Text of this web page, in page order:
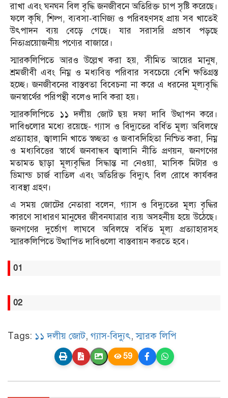
রাখা এবং ঘনঘন বিল বৃদ্ধি জনজীবনে অতিরিক্ত চাপ সৃষ্টি করেছে।
ফলে কৃষি, শিল্প, ব্যবসা-বাণিজ্য ও পরিবহণসহ প্রায় সব খাতেই
উৎপাদন ব্যয় বেড়ে গেছে। যার সরাসরি প্রভাব পড়ছে
নিত্যপ্রয়োজনীয় পণ্যের বাজারে।
স্মারকলিপিতে আরও উল্লেখ করা হয়, সীমিত আয়ের মানুষ,
শ্রমজীবী এবং নিম্ন ও মধ্যবিত্ত পরিবার সবচেয়ে বেশি ক্ষতিগ্রস্ত
হচ্ছে। জনজীবনের বাস্তবতা বিবেচনা না করে এ ধরনের মূল্যবৃদ্ধি
জনস্বার্থের পরিপন্থী বলেও দাবি করা হয়।
স্মারকলিপিতে ১১ দলীয় জোট ছয় দফা দাবি উত্থাপন করে।
দাবিগুলোর মধ্যে রয়েছে- গ্যাস ও বিদ্যুতের বর্ধিত মূল্য অবিলম্বে
প্রত্যাহার, জ্বালানি খাতে স্বচ্ছতা ও জবাবদিহিতা নিশ্চিত করা, নিম্ন
ও মধ্যবিত্তের স্বার্থে জনবান্ধব জ্বালানি নীতি প্রণয়ন, জনগণের
মতামত ছাড়া মূল্যবৃদ্ধির সিদ্ধান্ত না নেওয়া, মাসিক মিটার ও
ডিমান্ড চার্জ বাতিল এবং অতিরিক্ত বিদ্যুৎ বিল রোধে কার্যকর
ব্যবস্থা গ্রহণ।
এ সময় জোটের নেতারা বলেন, গ্যাস ও বিদ্যুতের মূল্য বৃদ্ধির
কারণে সাধারণ মানুষের জীবনযাত্রার ব্যয় অসহনীয় হয়ে উঠেছে।
জনগণের দুর্ভোগ লাঘবে অবিলম্বে বর্ধিত মূল্য প্রত্যাহারসহ
স্মারকলিপিতে উত্থাপিত দাবিগুলো বাস্তবায়ন করতে হবে।
01
02
Tags: ১১ দলীয় জোট, গ্যাস-বিদ্যুৎ,স্মারক লিপি
59